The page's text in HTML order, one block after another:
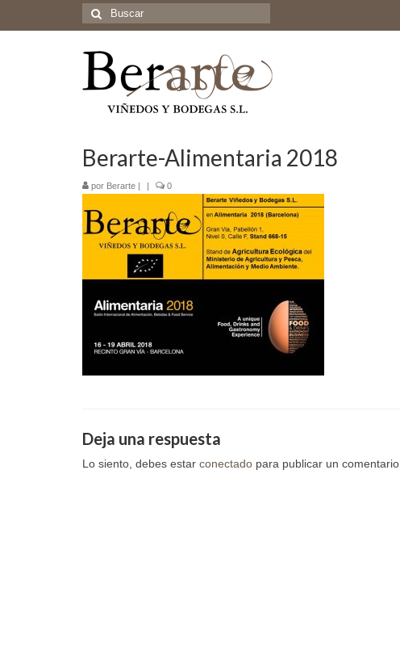
Buscar
por:
Berarte-Alimentaria 2018
por Berarte | | 0
Deja una respuesta
Lo siento, debes estar conectado para publicar un comentario.